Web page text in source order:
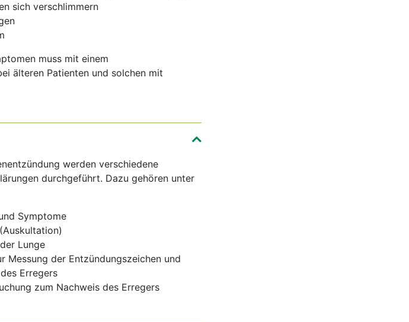
sich verschlimmern
muss mit einem
älteren Patienten und solchen mit
werden verschiedene
durchgeführt. Dazu gehören unter
Symptome
Lunge
Messung der Entzündungszeichen und
Erregers
zum Nachweis des Erregers